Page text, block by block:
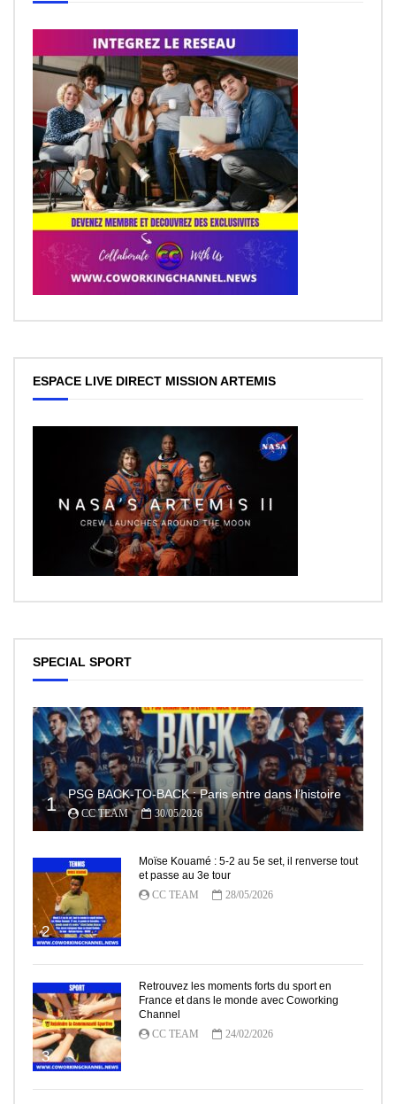
ESPACE LIVE DIRECT MISSION ARTEMIS
SPECIAL SPORT
1 PSG BACK-TO-BACK : Paris entre dans l’histoire
CC TEAM 30/05/2026
2
Moïse Kouamé : 5-2 au 5e set, il renverse tout
et passe au 3e tour
CC TEAM
28/05/2026
3
Retrouvez les moments forts du sport en
France et dans le monde avec Coworking
Channel
CC TEAM
24/02/2026